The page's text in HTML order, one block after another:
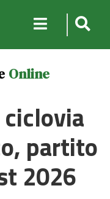
Online
partito
2026